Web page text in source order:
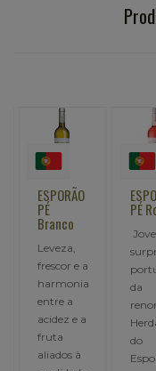
ESPORÃO
PÉ
Branco
Leveza,
frescor e a
harmonia
entre a
acidez e a
fruta
aliados à
PÉ
da
do